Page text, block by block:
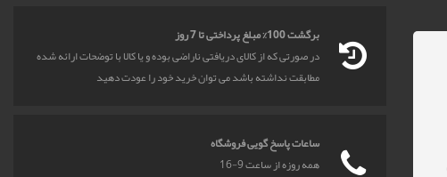
برگشت 100% مبلغ پرداختی تا 7 روز
در صورتی که از کالای دریافتی ناراضی بوده و یا کالا با توضحات ارائه شده
مطابقت نداشته باشد می توان خرید خود را عودت دهید
ساعات پاسخ گویی فروشگاه
همه روزه از ساعت 9-16